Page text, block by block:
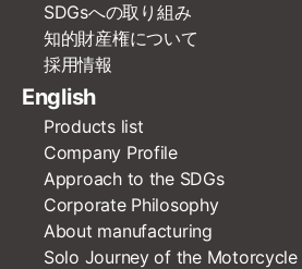
SDGsへの取り組み
知的財産権について
採用情報
English
Products list
Company Profile
Approach to the SDGs
Corporate Philosophy
About manufacturing
Solo Journey of the